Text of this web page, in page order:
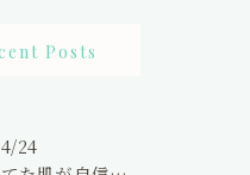
Posts
24